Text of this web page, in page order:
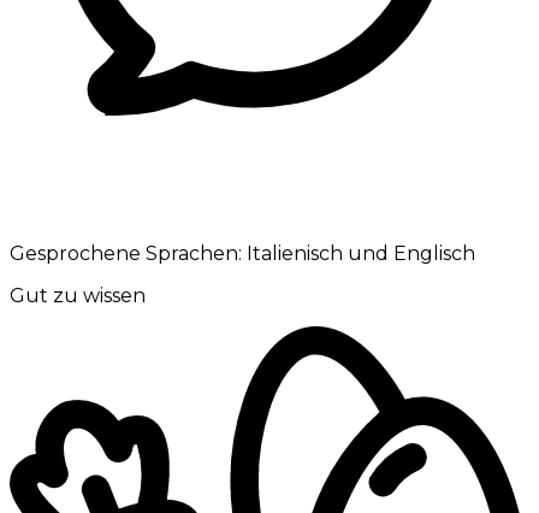
Gesprochene Sprachen: Italienisch und Englisch
Gut zu wissen